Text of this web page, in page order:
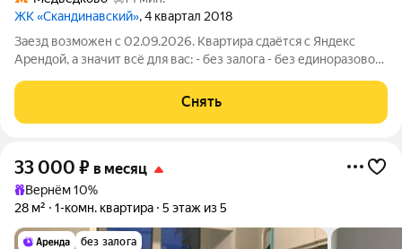
ЖК «Скандинавский», 4 квартал 2018
Заезд возможен с 02.09.2026. Квартира сдаётся с Яндекс
Арендой, а значит всё для вас: - без залога - без единоразовой
проживания. Мы можем показать вам квартиру онлайн это так
же детально, как
Снять
33 000 ₽ в месяц
Вернём 10%
28 м²
1-комн. квартира 5 этаж из 5
без залога